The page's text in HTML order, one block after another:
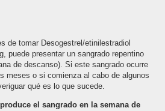
de tomar Desogestrel/etinilestradiol
puede presentar un sangrado repentino
de descanso). Si este sangrado ocurre
meses o si comienza al cabo de algunos
qué es lo que sucede.
el sangrado en la semana de